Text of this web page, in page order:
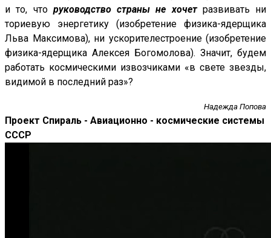
и то, что руководство страны не хочетразвивать ни
ториевую энергетику (изобретение физика-ядерщика
Льва Максимова), ни ускорителестроение (изобретение
физика-ядерщика Алексея Богомолова). Значит, будем
работать космическими извозчиками «в свете звезды,
видимой в последний раз»?
Надежда Попова
Проект Спираль - Авиационно - космические системы
СССР